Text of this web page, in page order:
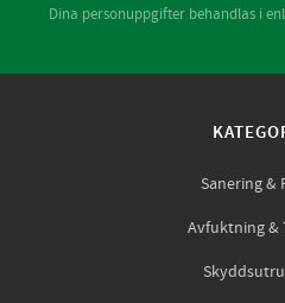
Dina personuppgifter behandlas i
Sanering &
Avfuktning &